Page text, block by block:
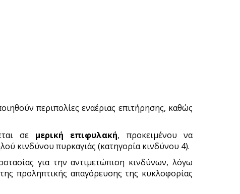
περιπολίες εναέριας επιτήρησης, καθώς
σε μερική επιφυλακή, προκειμένου να
κινδύνου πυρκαγιάς (κατηγορία κινδύνου 4).
για την αντιμετώπιση κινδύνων, λόγω
προληπτικής απαγόρευσης της κυκλοφορίας